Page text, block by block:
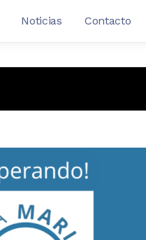
Noticias Contacto